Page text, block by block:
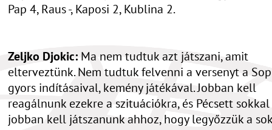
Pap 4, Raus -, Kaposi 2, Kublina 2.
Zeljko Djokic:Ma nem tudtuk azt játszani, amit
elterveztünk. Nem tudtuk felvenni a versenyt a
gyors indításaival, kemény játékával. Jobban kell
reagálnunk ezekre a szituációkra, és Pécsett sokkal
jobban kell játszanunk ahhoz, hogy legyőzzük a